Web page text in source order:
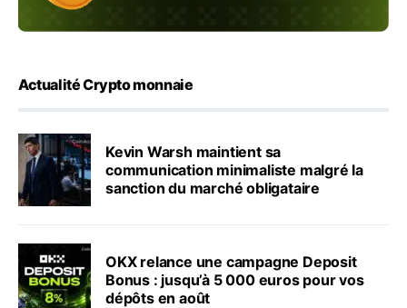
Actualité Crypto monnaie
Kevin Warsh maintient sa
communication minimaliste malgré la
sanction du marché obligataire
OKX relance une campagne Deposit
Bonus : jusqu’à 5 000 euros pour vos
dépôts en août